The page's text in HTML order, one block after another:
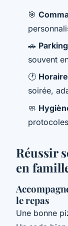
🎯
🚗
souvent
🕐
soirée,
🧼
Réussir
en
le repas
Une bonne